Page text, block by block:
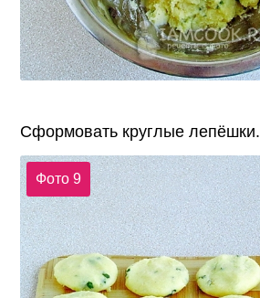
Сформовать круглые лепёшки.
Фото 9